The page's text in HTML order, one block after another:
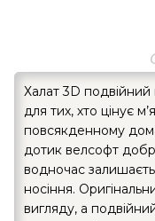
Халат 3D
для тих, хто цінує
повсякденному
дотик велсофт
водночас
носіння.
вигляду, а